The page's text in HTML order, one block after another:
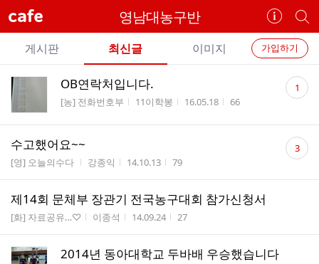
cafe 영남대농구반
카
페
정
보
개
별
카
페
검
색
카
페
메
뉴
가입하기
게시판 최신글 이미지
전
체
글
리
OB연락처입니다.
게시판명
[농] 전화번호부 작성자
11이학봉 작성시간
16.05.18 조회수
66
댓
글 1
수고했어요~~
게시판명
[영] 오늘의수다 작성자
강종익 작성시간
14.10.13 조회수
79
댓
글 3
제14회 문체부 장관기 전국농구대회 참가신청서
게시판명
[화] 자료공유…♡ 작성자
이종석 작성시간
14.09.24 조회수
27
2014년 동아대학교 두바배 우승했습니다